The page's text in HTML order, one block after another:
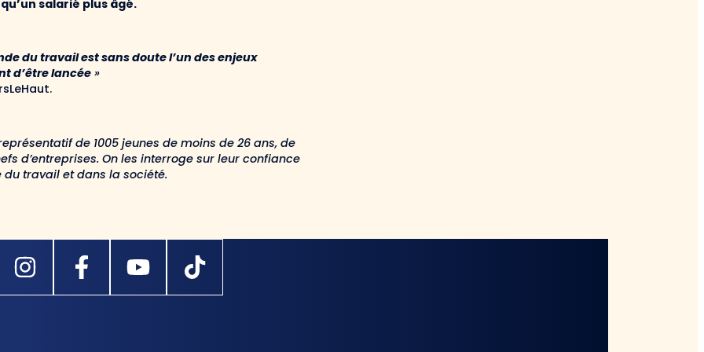
salarié plus âgé.
du travail est sans doute l’un des enjeux
d’être lancée »
de 1005 jeunes de moins de 26 ans, de
d’entreprises. On les interroge sur leur confiance
du travail et dans la société.